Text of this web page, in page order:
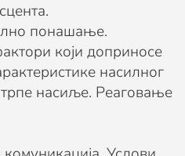
понашање.
који доприносе
насилног
насиље. Реаговање